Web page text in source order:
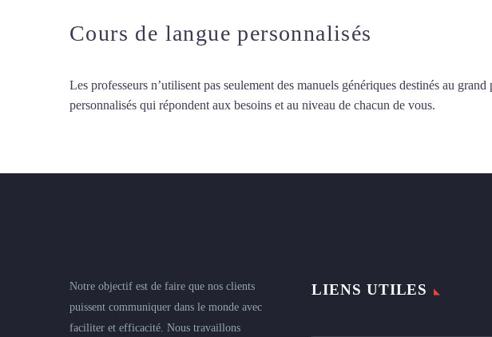
Cours de langue personnalisés
Les professeurs n’utilisent pas seulement des manuels génériques destinés au
personnalisés qui répondent aux besoins et au niveau de chacun de vous.
Notre objectif est de faire que nos clients
puissent communiquer dans le monde avec
faciliter et efficacité. Nous travaillons
LIENS UTILES